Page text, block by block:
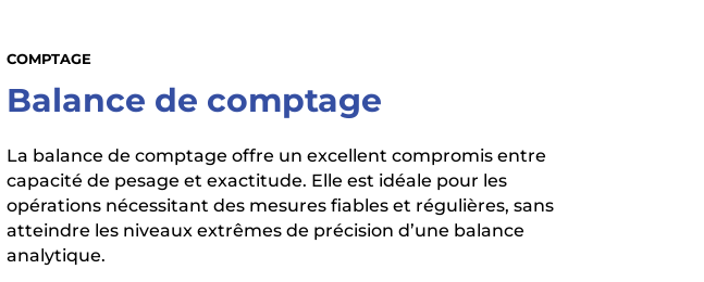
COMPTAGE
Balance de comptage
La balance de comptage offre un excellent compromis entre
capacité de pesage et exactitude. Elle est idéale pour les
opérations nécessitant des mesures fiables et régulières, sans
atteindre les niveaux extrêmes de précision d’une balance
analytique.